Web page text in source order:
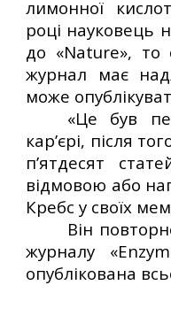
лимонної
році науковець
до «Nature», то
журнал має
може
«Це був
кар’єрі, після
п’ятдесят
відмовою або
Кребс у своїх
Він
журналу
опублікована